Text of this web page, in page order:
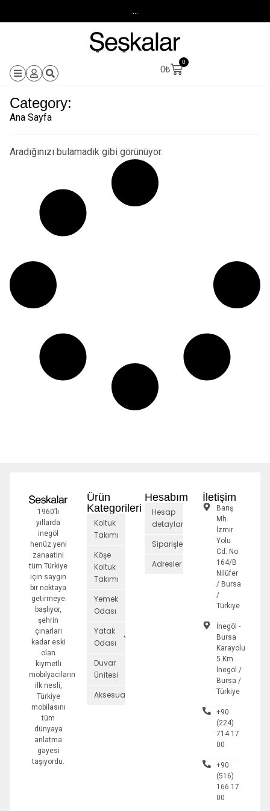
0₺
0
Category:
Ana Sayfa
Aradığınızı bulamadık gibi görünüyor.
1960’lı
yıllarda
inegöl
henüz yeni
zanaatini
tüm Türkiye
için saygın
bir noktaya
getirmeye
başlıyor,
şehrin
çınarları
kadar eski
olan
kıymetli
mobilyacıların
ilk nesli,
Türkiye
mobilasını
tüm
dünyaya
anlatma
gayesi
taşıyordu.
Ürün
Kategorileri
Koltuk
Takımı
Köşe
Koltuk
Takımı
Yemek
Odası
Yatak
Odası
Duvar
Ünitesi
Aksesuarlar
Hesabım
Hesap
detayları
Siparişler
Adresler
İletişim
Barış
Mh.
İzmir
Yolu
Cd. No:
164/B
Nilüfer
/ Bursa
/
Türkiye
İnegöl -
Bursa
Karayolu
5.Km
İnegöl /
Bursa /
Türkiye
+90
(224)
714 17
00
+90
(516)
166 17
00